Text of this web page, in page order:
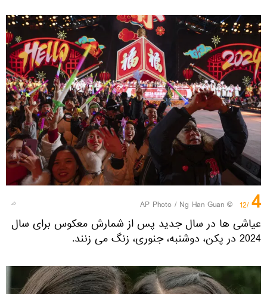
4
/12
© AP Photo / Ng Han Guan
عیاشی ها در سال جدید پس از شمارش معکوس برای سال
2024 در پکن، دوشنبه، جنوری، زنگ می زنند.